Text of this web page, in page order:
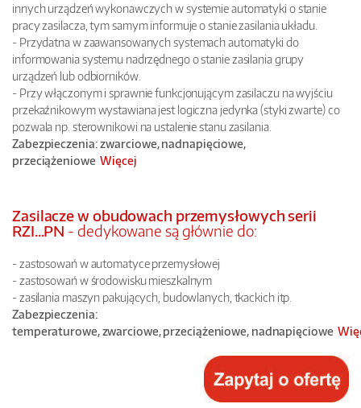
innych urządzeń wykonawczych w systemie automatyki o stanie
pracy zasilacza, tym samym informuje o stanie zasilania układu.
- Przydatna w zaawansowanych systemach automatyki do
informowania systemu nadrzędnego o stanie zasilania grupy
urządzeń lub odbiorników.
- Przy włączonym i sprawnie funkcjonującym zasilaczu na wyjściu
przekaźnikowym wystawiana jest logiczna jedynka (styki zwarte) co
pozwala np. sterownikowi na ustalenie stanu zasilania.
Zabezpieczenia:zwarciowe,nadnapięciowe,
przeciążenioweWięcej
Zasilacze w obudowach przemysłowych serii
RZI...PN - dedykowane są głównie do:
- zastosowań w automatyce przemysłowej
- zastosowań w środowisku mieszkalnym
- zasilania maszyn pakujących, budowlanych, tkackich itp.
Zabezpieczenia:
temperaturowe,zwarciowe,przeciążeniowe, nadnapięciowe